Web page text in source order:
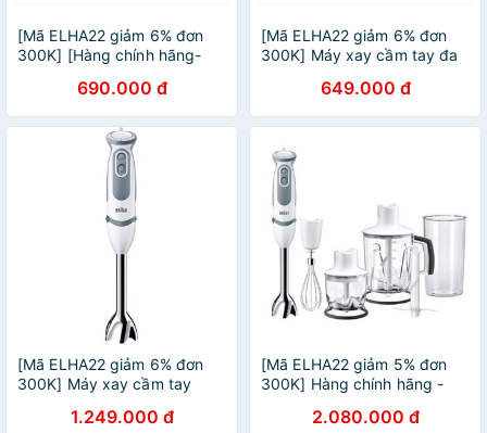
[Mã ELHA22 giảm 6% đơn
300K] [Hàng chính hãng-
cam Braun MPZ9 -1l
690.000 đ
[Mã ELHA22 giảm 6% đơn
300K] Máy xay cầm tay đa
649.000 đ
[Mã ELHA22 giảm 6% đơn
300K] Máy xay cầm tay
1.249.000 đ
[Mã ELHA22 giảm 5% đơn
300K] Hàng chính hãng -
MQ5245 1000W
2.080.000 đ